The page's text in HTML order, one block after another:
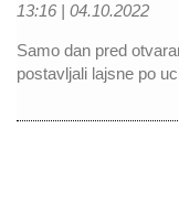
13:16 | 04.10.2022
Samo dan pred
postavljali lajsne po